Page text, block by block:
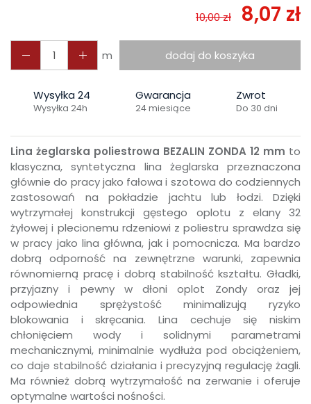
10,00 zł 8,07 zł
m dodaj do koszyka
Wysyłka 24
Wysyłka 24h
Gwarancja
24 miesiące
Zwrot
Do 30 dni
Lina żeglarska poliestrowa BEZALIN ZONDA 12 mm to
klasyczna, syntetyczna lina żeglarska przeznaczona
głównie do pracy jako fałowa i szotowa do codziennych
zastosowań na pokładzie jachtu lub łodzi. Dzięki
wytrzymałej konstrukcji gęstego oplotu z elany 32
żyłowej i plecionemu rdzeniowi z poliestru sprawdza się
w pracy jako lina główna, jak i pomocnicza. Ma bardzo
dobrą odporność na zewnętrzne warunki, zapewnia
równomierną pracę i dobrą stabilność kształtu. Gładki,
przyjazny i pewny w dłoni oplot Zondy oraz jej
odpowiednia sprężystość minimalizują ryzyko
blokowania i skręcania. Lina cechuje się niskim
chłonięciem wody i solidnymi parametrami
mechanicznymi, minimalnie wydłuża pod obciążeniem,
co daje stabilność działania i precyzyjną regulację żagli.
Ma również dobrą wytrzymałość na zerwanie i oferuje
optymalne wartości nośności.